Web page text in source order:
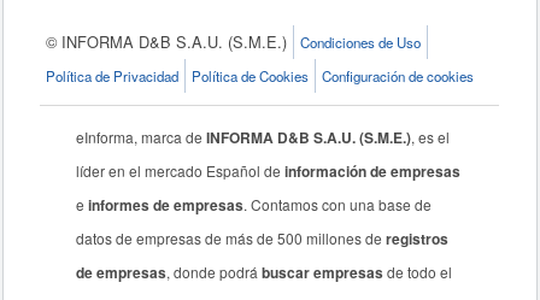
© INFORMA D&B S.A.U. (S.M.E.)
Condiciones de Uso
Política de Privacidad
Política de Cookies Configuración de cookies
eInforma, marca deINFORMA D&B S.A.U. (S.M.E.), es el
líder en el mercado Español deinformación de empresas
einformes de empresas. Contamos con una base de
datos de empresas de más de 500 millones deregistros
de empresas, donde podrábuscar empresas de todo el